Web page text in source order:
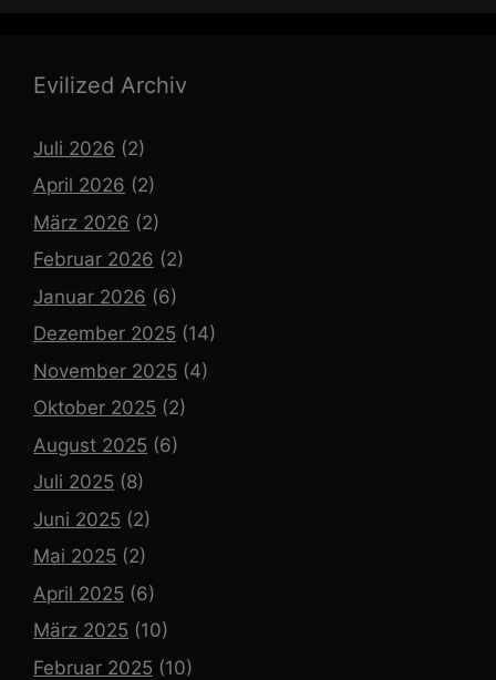
Evilized Archiv
Juli 2026 (2)
April 2026 (2)
März 2026 (2)
Februar 2026 (2)
Januar 2026 (6)
Dezember 2025 (14)
November 2025 (4)
Oktober 2025 (2)
August 2025 (6)
Juli 2025 (8)
Juni 2025 (2)
Mai 2025 (2)
April 2025 (6)
März 2025 (10)
Februar 2025 (10)